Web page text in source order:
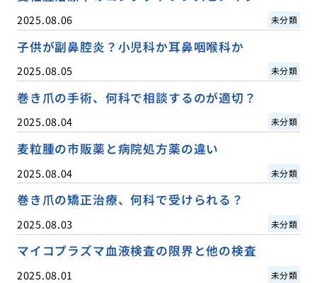
2025.08.06 未分類
子供が副鼻腔炎？小児科か耳鼻咽喉科か
2025.08.05 未分類
巻き爪の手術、何科で相談するのが適切？
2025.08.04 未分類
麦粒腫の市販薬と病院処方薬の違い
2025.08.04 未分類
巻き爪の矯正治療、何科で受けられる？
2025.08.03 未分類
マイコプラズマ血液検査の限界と他の検査
2025.08.01 未分類